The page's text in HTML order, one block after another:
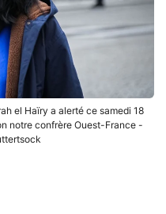
el Haïry a alerté ce samedi 18
notre confrère Ouest-France -